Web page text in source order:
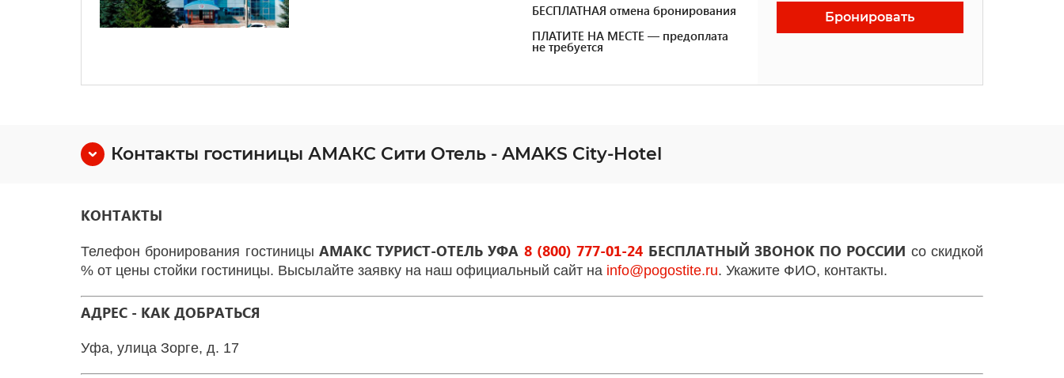
БЕСПЛАТНАЯ отмена бронирования
ПЛАТИТЕ НА МЕСТЕ — предоплата
не требуется
Бронировать
Контакты гостиницы АМАКС Сити Отель - AMAKS City-Hotel
КОНТАКТЫ
Телефон бронирования гостиницы АМАКС ТУРИСТ-ОТЕЛЬ УФА 8 (800) 777-01-24 БЕСПЛАТНЫЙ ЗВОНОК ПО РОССИИ со скидкой
% от цены стойки гостиницы. Высылайте заявку на наш официальный сайт на info@pogostite.ru. Укажите ФИО, контакты.
АДРЕС - КАК ДОБРАТЬСЯ
Уфа, улица Зорге, д. 17